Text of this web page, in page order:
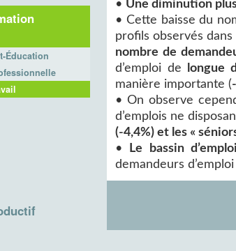
Éducation
• Une diminution
• Cette baisse du
profils observés
nombre de
d’emploi de
longue
manière importante (
• On observe
d’emplois ne
(-4,4%) et les «
•
Le bassin
demandeurs